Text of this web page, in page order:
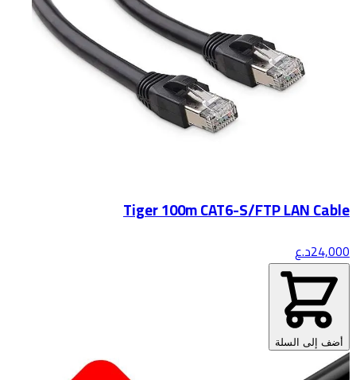
Tiger 100m CAT6-S/FTP LAN Cable
24,000د.ع
أضف إلى السلة